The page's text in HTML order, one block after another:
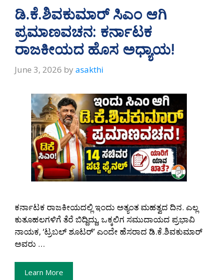
A
p
p
a
m
o
o
k
ಡಿ.ಕೆ.ಶಿವಕುಮಾರ್ ಸಿಎಂ ಆಗಿ
ಪ್ರಮಾಣವಚನ: ಕರ್ನಾಟಕ
ರಾಜಕೀಯದ ಹೊಸ ಅಧ್ಯಾಯ!
June 3, 2026 by asakthi
ಕರ್ನಾಟಕ ರಾಜಕೀಯದಲ್ಲಿ ಇಂದು ಅತ್ಯಂತ ಮಹತ್ವದ ದಿನ. ಎಲ್ಲ
ಕುತೂಹಲಗಳಿಗೆ ತೆರೆ ಬಿದ್ದಿದ್ದು, ಒಕ್ಕಲಿಗ ಸಮುದಾಯದ ಪ್ರಭಾವಿ
ನಾಯಕ, ‘ಟ್ರಬಲ್ ಶೂಟರ್’ ಎಂದೇ ಹೆಸರಾದ ಡಿ.ಕೆ.ಶಿವಕುಮಾರ್
ಅವರು …
Learn More